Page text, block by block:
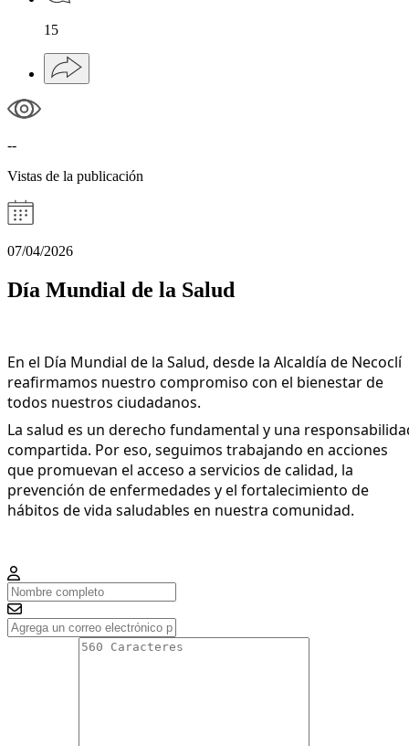
15
--
Vistas de la publicación
07/04/2026
Día Mundial de la Salud
En el Día Mundial de la Salud, desde la Alcaldía de Necoclí
reafirmamos nuestro compromiso con el bienestar de
todos nuestros ciudadanos.
La salud es un derecho fundamental y una
compartida. Por eso, seguimos trabajando en acciones
que promuevan el acceso a servicios de calidad, la
prevención de enfermedades y el fortalecimiento de
hábitos de vida saludables en nuestra comunidad.